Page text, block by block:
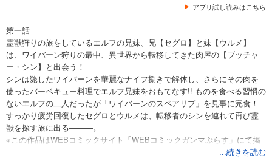
アプリ試し読みはこちら
第一話
霊獣狩りの旅をしているエルフの兄妹、兄【セグロ】と妹【ウルメ】
は、ワイバーン狩りの最中、異世界から転移してきた肉屋の【ブッチャ
ー・シン】と出会う！
シンは斃したワイバーンを華麗なナイフ捌きで解体し、さらにその肉を
使ったバーベキュー料理でエルフ兄妹をおもてなす!! ものを食べる習慣の
ないエルフの二人だったが「ワイバーンのスペアリブ」を見事に完食！
すっかり疲労回復したセグロとウルメは、転移者のシンを連れて再び霊
獣を探す旅に出る―――。
※この作品はWEBコミックサイト「WEBコミックガンマぷらす」にて掲
...続きを読む